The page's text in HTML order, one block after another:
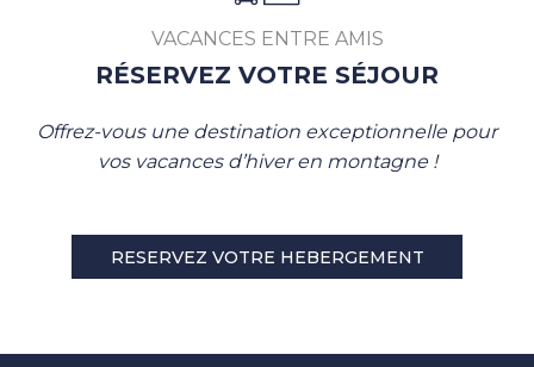
VACANCES ENTRE AMIS
RÉSERVEZ VOTRE SÉJOUR
Offrez-vous une destination exceptionnelle pour
vos vacances d’hiver en montagne !
RESERVEZ VOTRE HEBERGEMENT